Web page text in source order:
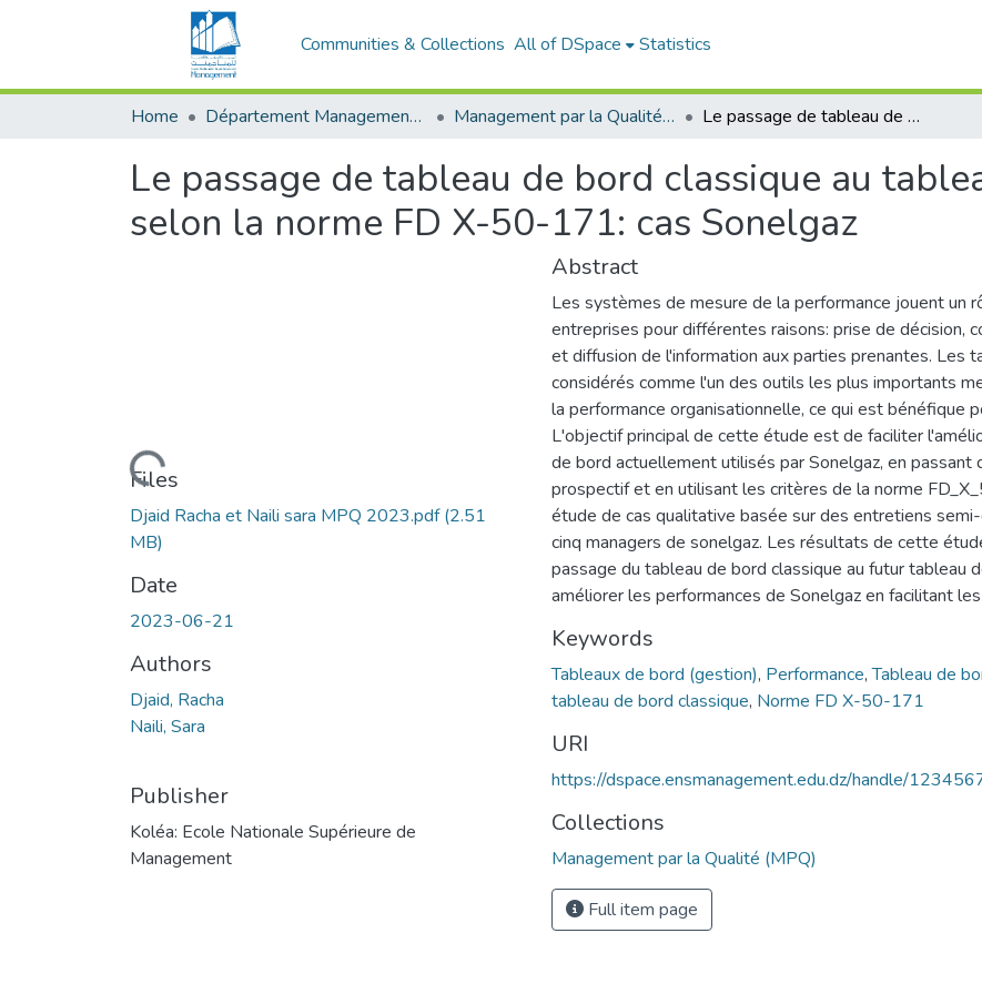
Communities & Collections All of DSpace Statistics
Home Département Management Des Organisations Management par la Qualité (MPQ) Le passage de tableau de bord classique au tableau de bord prospectif selon la norme FD X-50-171: cas Sonelgaz
Le passage de tableau de bord classique au
selon la norme FD X-50-171: cas Sonelgaz
Loading...
Files
Djaid Racha et Naili sara MPQ 2023.pdf(2.51
MB)
Date
2023-06-21
Authors
Djaid, Racha
Naili, Sara
Publisher
Koléa: Ecole Nationale Supérieure de
Management
Abstract
Les systèmes de mesure de la performance jouent un
entreprises pour différentes raisons: prise de décision,
et diffusion de l'information aux parties prenantes. Les
considérés comme l'un des outils les plus importants
la performance organisationnelle, ce qui est bénéfique
L'objectif principal de cette étude est de faciliter
de bord actuellement utilisés par Sonelgaz, en passant
prospectif et en utilisant les critères de la norme
étude de cas qualitative basée sur des entretiens
cinq managers de sonelgaz. Les résultats de cette
passage du tableau de bord classique au futur tableau
améliorer les performances de Sonelgaz en facilitant
Keywords
Tableaux de bord (gestion), Performance,Tableau de
tableau de bord classique, Norme FD X-50-171
URI
https://dspace.ensmanagement.edu.dz/handle/
Collections
Management par la Qualité (MPQ)
Full item page